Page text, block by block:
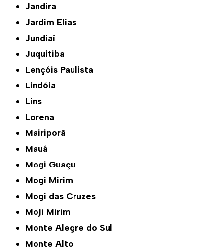
Jandira
Jardim Elias
Jundiaí
Juquitiba
Lençóis Paulista
Lindóia
Lins
Lorena
Mairiporã
Mauá
Mogi Guaçu
Mogi Mirim
Mogi das Cruzes
Moji Mirim
Monte Alegre do Sul
Monte Alto